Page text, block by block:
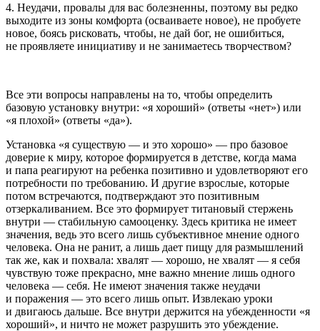
4. Неудачи, провалы для вас болезненны, поэтому вы редко
выходите из зоны комфорта (осваиваете новое), не пробуете
новое, боясь рисковать, чтобы, не дай бог, не ошибиться,
не проявляете инициативу и не занимаетесь творчеством?
Все эти вопросы направлены на то, чтобы определить
базовую установку внутри: «я хороший» (ответы «нет») или
«я плохой» (ответы «да»).
Установка «я существую — и это хорошо» — про базовое
доверие к миру, которое формируется в детстве, когда мама
и папа реагируют на ребенка позитивно и удовлетворяют его
потребности по требованию. И другие взрослые, которые
потом встречаются, подтверждают это позитивным
отзеркаливанием. Все это формирует титановый стержень
внутри — стабильную самооценку. Здесь критика не имеет
значения, ведь это всего лишь субъективное мнение одного
человека. Она не ранит, а лишь дает пищу для размышлений
так же, как и похвала: хвалят — хорошо, не хвалят — я себя
чувствую тоже прекрасно, мне важно мнение лишь одного
человека — себя. Не имеют значения также неудачи
и поражения — это всего лишь опыт. Извлекаю уроки
и двигаюсь дальше. Все внутри держится на убежденности «я
хороший», и ничто не может разрушить это убеждение.